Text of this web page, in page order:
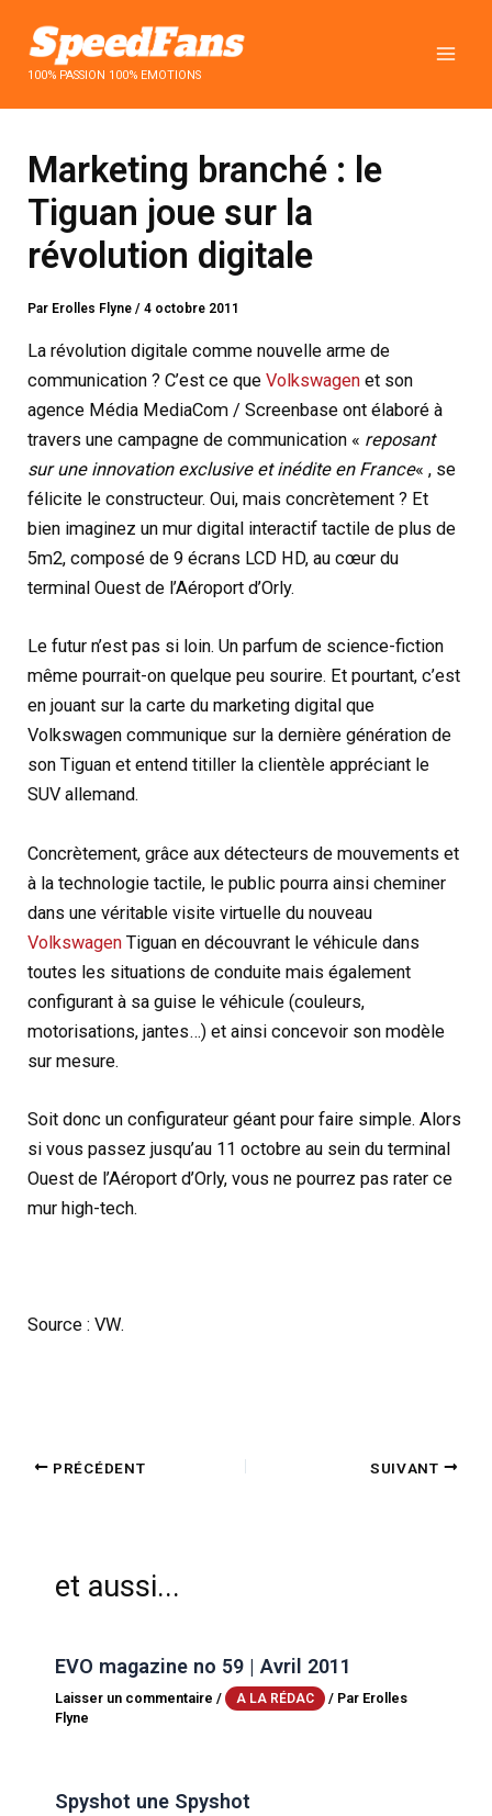
contenu100% PASSION 100% EMOTIONS
Marketing branché : le
Tiguan joue sur la
révolution digitale
Par Erolles Flyne/4 octobre 2011
La révolution digitale comme nouvelle arme de
communication ? C’est ce queVolkswagen et son
agence Média MediaCom / Screenbase ont élaboré à
travers une campagne de communication « reposant
sur une innovation exclusive et inédite en France« , se
félicite le constructeur. Oui, mais concrètement ? Et
bien imaginez un mur digital interactif tactile de plus de
5m2, composé de 9 écrans LCD HD, au cœur du
terminal Ouest de l’Aéroport d’Orly.
Le futur n’est pas si loin. Un parfum de science-fiction
même pourrait-on quelque peu sourire. Et pourtant, c’est
en jouant sur la carte du marketing digital que
Volkswagen communique sur la dernière génération de
son Tiguan et entend titiller la clientèle appréciant le
SUV allemand.
Concrètement, grâce aux détecteurs de mouvements et
à la technologie tactile, le public pourra ainsi cheminer
dans une véritable visite virtuelle du nouveau
Volkswagen Tiguan en découvrant le véhicule dans
toutes les situations de conduite mais également
configurant à sa guise le véhicule (couleurs,
motorisations, jantes…) et ainsi concevoir son modèle
sur mesure.
Soit donc un configurateur géant pour faire simple. Alors
si vous passez jusqu’au 11 octobre au sein du terminal
Ouest de l’Aéroport d’Orly, vous ne pourrez pas rater ce
mur high-tech.
Source : VW.
PRÉCÉDENT SUIVANT
et aussi...
EVO magazine no 59 | Avril 2011
Laisser un commentaire / A LA RÉDAC / Par Erolles
Flyne
Spyshot une Spyshot